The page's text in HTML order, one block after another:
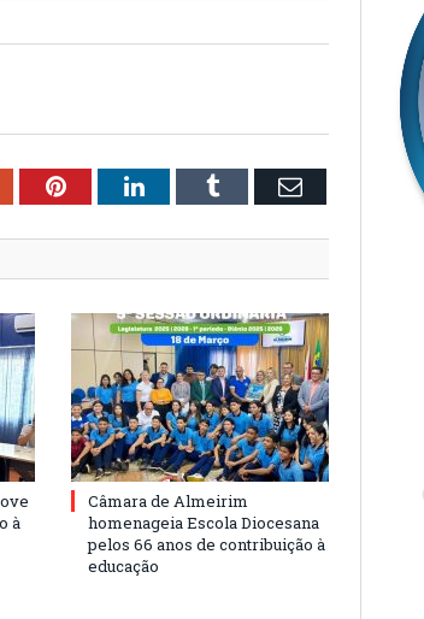
PinterestLinkedInTumblr Email
à
Câmara de Almeirim
homenageia Escola Diocesana
pelos 66 anos de contribuição à
educação